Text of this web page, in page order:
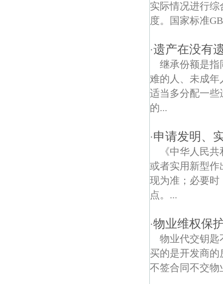
实际情况进行综
度。国家标准
·遗产在没有
继承份额是指
难的人、未成
适当多分配一些
的...
·申请发明、
《中华人民
或者实用新型作
现为准；必要时
点。...
·物业维权保
物业代交钥
买的是开发商的
不签合同不交